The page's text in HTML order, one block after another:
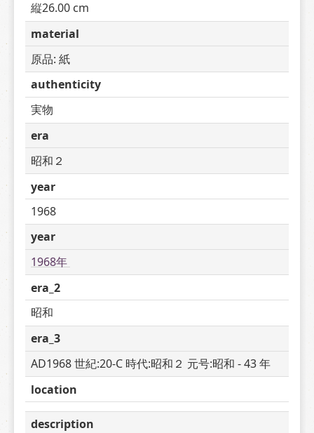
縦26.00 cm
material
原品: 紙
authenticity
実物
era
昭和２
year
1968
year
1968年
era_2
昭和
era_3
AD1968 世紀:20-C 時代:昭和２ 元号:昭和 - 43 年
location
description